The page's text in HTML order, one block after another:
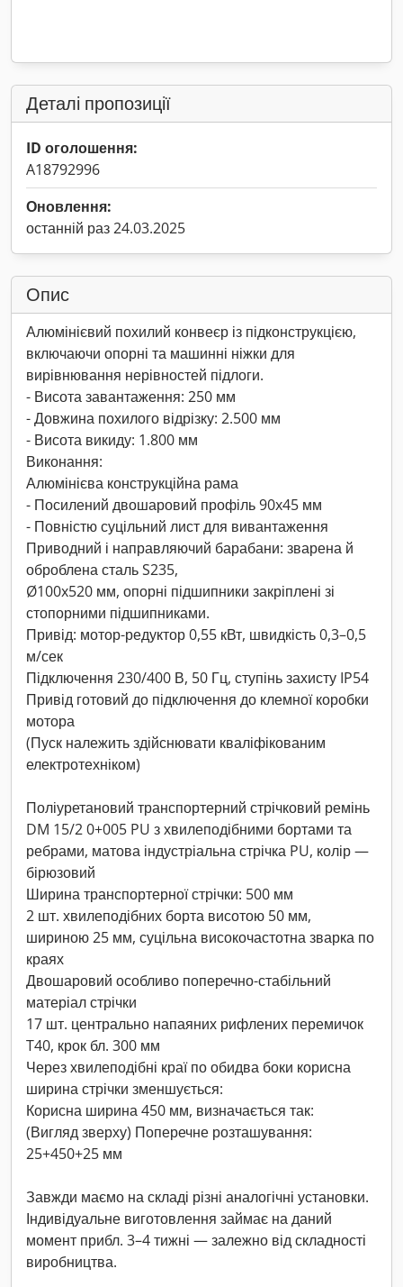
Деталі пропозиції
ID оголошення:
A18792996
Оновлення:
останній раз 24.03.2025
Опис
Алюмінієвий похилий конвеєр із підконструкцією,
включаючи опорні та машинні ніжки для
вирівнювання нерівностей підлоги.
- Висота завантаження: 250 мм
- Довжина похилого відрізку: 2.500 мм
- Висота викиду: 1.800 мм
Виконання:
Алюмінієва конструкційна рама
- Посилений двошаровий профіль 90x45 мм
- Повністю суцільний лист для вивантаження
Приводний і направляючий барабани: зварена й
оброблена сталь S235,
Ø100x520 мм, опорні підшипники закріплені зі
стопорними підшипниками.
Привід: мотор-редуктор 0,55 кВт, швидкість 0,3–0,5
м/сек
Підключення 230/400 В, 50 Гц, ступінь захисту IP54
Привід готовий до підключення до клемної коробки
мотора
(Пуск належить здійснювати кваліфікованим
електротехніком)
Поліуретановий транспортерний стрічковий ремінь
DM 15/2 0+005 PU з хвилеподібними бортами та
ребрами, матова індустріальна стрічка PU, колір —
бірюзовий
Ширина транспортерної стрічки: 500 мм
2 шт. хвилеподібних борта висотою 50 мм,
шириною 25 мм, суцільна високочастотна зварка по
краях
Двошаровий особливо поперечно-стабільний
матеріал стрічки
17 шт. центрально напаяних рифлених перемичок
T40, крок бл. 300 мм
Через хвилеподібні краї по обидва боки корисна
ширина стрічки зменшується:
Корисна ширина 450 мм, визначається так:
(Вигляд зверху) Поперечне розташування:
25+450+25 мм
Завжди маємо на складі різні аналогічні установки.
Індивідуальне виготовлення займає на даний
момент прибл. 3–4 тижні — залежно від складності
виробництва.